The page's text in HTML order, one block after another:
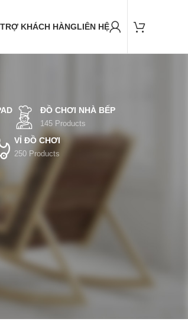
KHÁCH HÀNGLIÊN HỆ
ĐỒ CHƠI NHÀ BẾP
145 Products
VỈ ĐỒ CHƠI
250 Products